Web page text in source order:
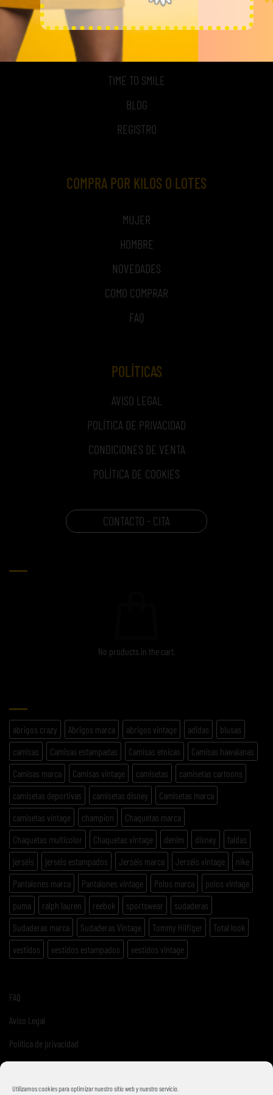
Utilizamos cookies para optimizar nuestro sitio web y nuestro servicio.
ACCESO A MI CUENTA
TIME TO SMILE
BLOG
REGISTRO
COMPRA POR KILOS O LOTES
MUJER
HOMBRE
NOVEDADES
COMO COMPRAR
FAQ
POLÍTICAS
AVISO LEGAL
POLÍTICA DE PRIVACIDAD
CONDICIONES DE VENTA
POLÍTICA DE COOKIES
CONTACTO - CITA
No products in the cart.
abrigos crazy Abrigos marca abrigos vintage adidas
blusas
camisas
Camisas estampadas Camisas etnicas
Camisas hawaianas
Camisas marca
Camisas vintage camisetas
camisetas cartoons
camisetas deportivas
camisetas disney
Camisetas marca
camisetas vintage
champion
Chaquetas marca
Chaquetas multicolor
Chaquetas vintage denim disney
faldas
jerséis
jerséis estampados Jerséis marca Jerséis vintage
nike
Pantalones marca
Pantalones vintage Polos marca
polos vintage
puma
ralph lauren reebok sportswear
sudaderas
Sudaderas marca
Sudaderas Vintage Tommy Hilfiger
Total look
vestidos
vestidos estampados vestidos vintage
FAQ
Aviso Legal
Politica de privacidad